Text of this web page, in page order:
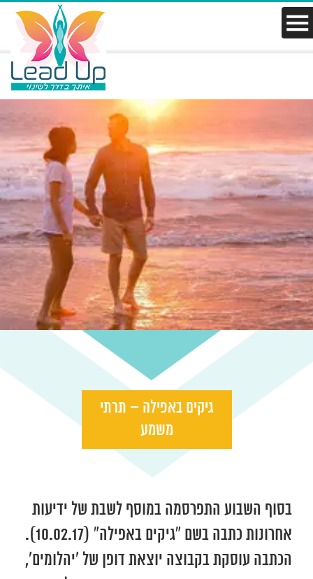
גיקים באפילה – תרתי
משמע
בסוף השבוע התפרסמה במוסף לשבת של ידיעות
אחרונות כתבה בשם “גיקים באפילה” (10.02.17).
הכתבה עוסקת בקבוצה יוצאת דופן של ‘יהלומים’,